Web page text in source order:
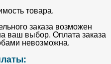
товара.
заказа возможен
ваш выбор. Оплата заказа
невозможна.